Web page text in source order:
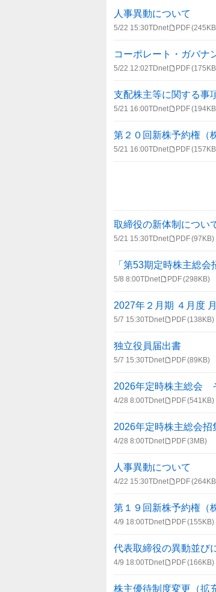
人事異動について
5/22 15:30TDnet PDF
コーポレート・ガバナ
5/22 12:02TDnet PDF
支配株主等に関する事
5/21 16:00TDnet PDF
第２０回新株予約権（
5/21 16:00TDnet PDF
取締役の新体制につい
5/21 15:30TDnet PDF(97KB)
「第53期定時株主総
5/8 8:00TDnet PDF(298KB)
2027年２月期 ４月度
5/7 15:30TDnet PDF(138KB)
独立役員届出書
5/7 15:30TDnet PDF(89KB)
2026年定時株主総会
4/28 8:00TDnet PDF(541KB)
2026年定時株主総会招
4/28 8:00TDnet PDF(3MB)
人事異動について
4/22 15:30TDnet PDF
第１９回新株予約権（
4/9 18:00TDnet PDF(155KB)
代表取締役の異動並び
4/9 18:00TDnet PDF(166KB)
株主優待制度変更（拡